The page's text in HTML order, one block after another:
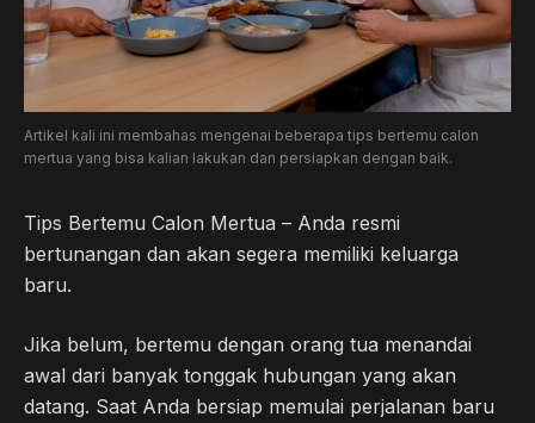
Artikel kali ini membahas mengenai beberapa tips bertemu calon
mertua yang bisa kalian lakukan dan persiapkan dengan baik.
Tips Bertemu Calon Mertua – Anda resmi
bertunangan dan akan segera memiliki keluarga
baru.
Jika belum, bertemu dengan orang tua menandai
awal dari banyak tonggak hubungan yang akan
datang. Saat Anda bersiap memulai perjalanan baru